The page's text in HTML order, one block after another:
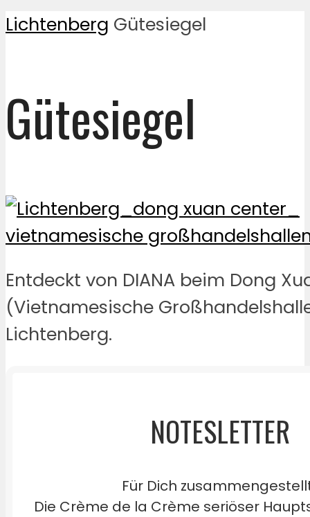
Lichtenberg Gütesiegel
Gütesiegel
Entdeckt von DIANA beim Dong
(Vietnamesische
Lichtenberg.
NOTESLETTER
Für Dich
Die Crème de la Crème seriöser